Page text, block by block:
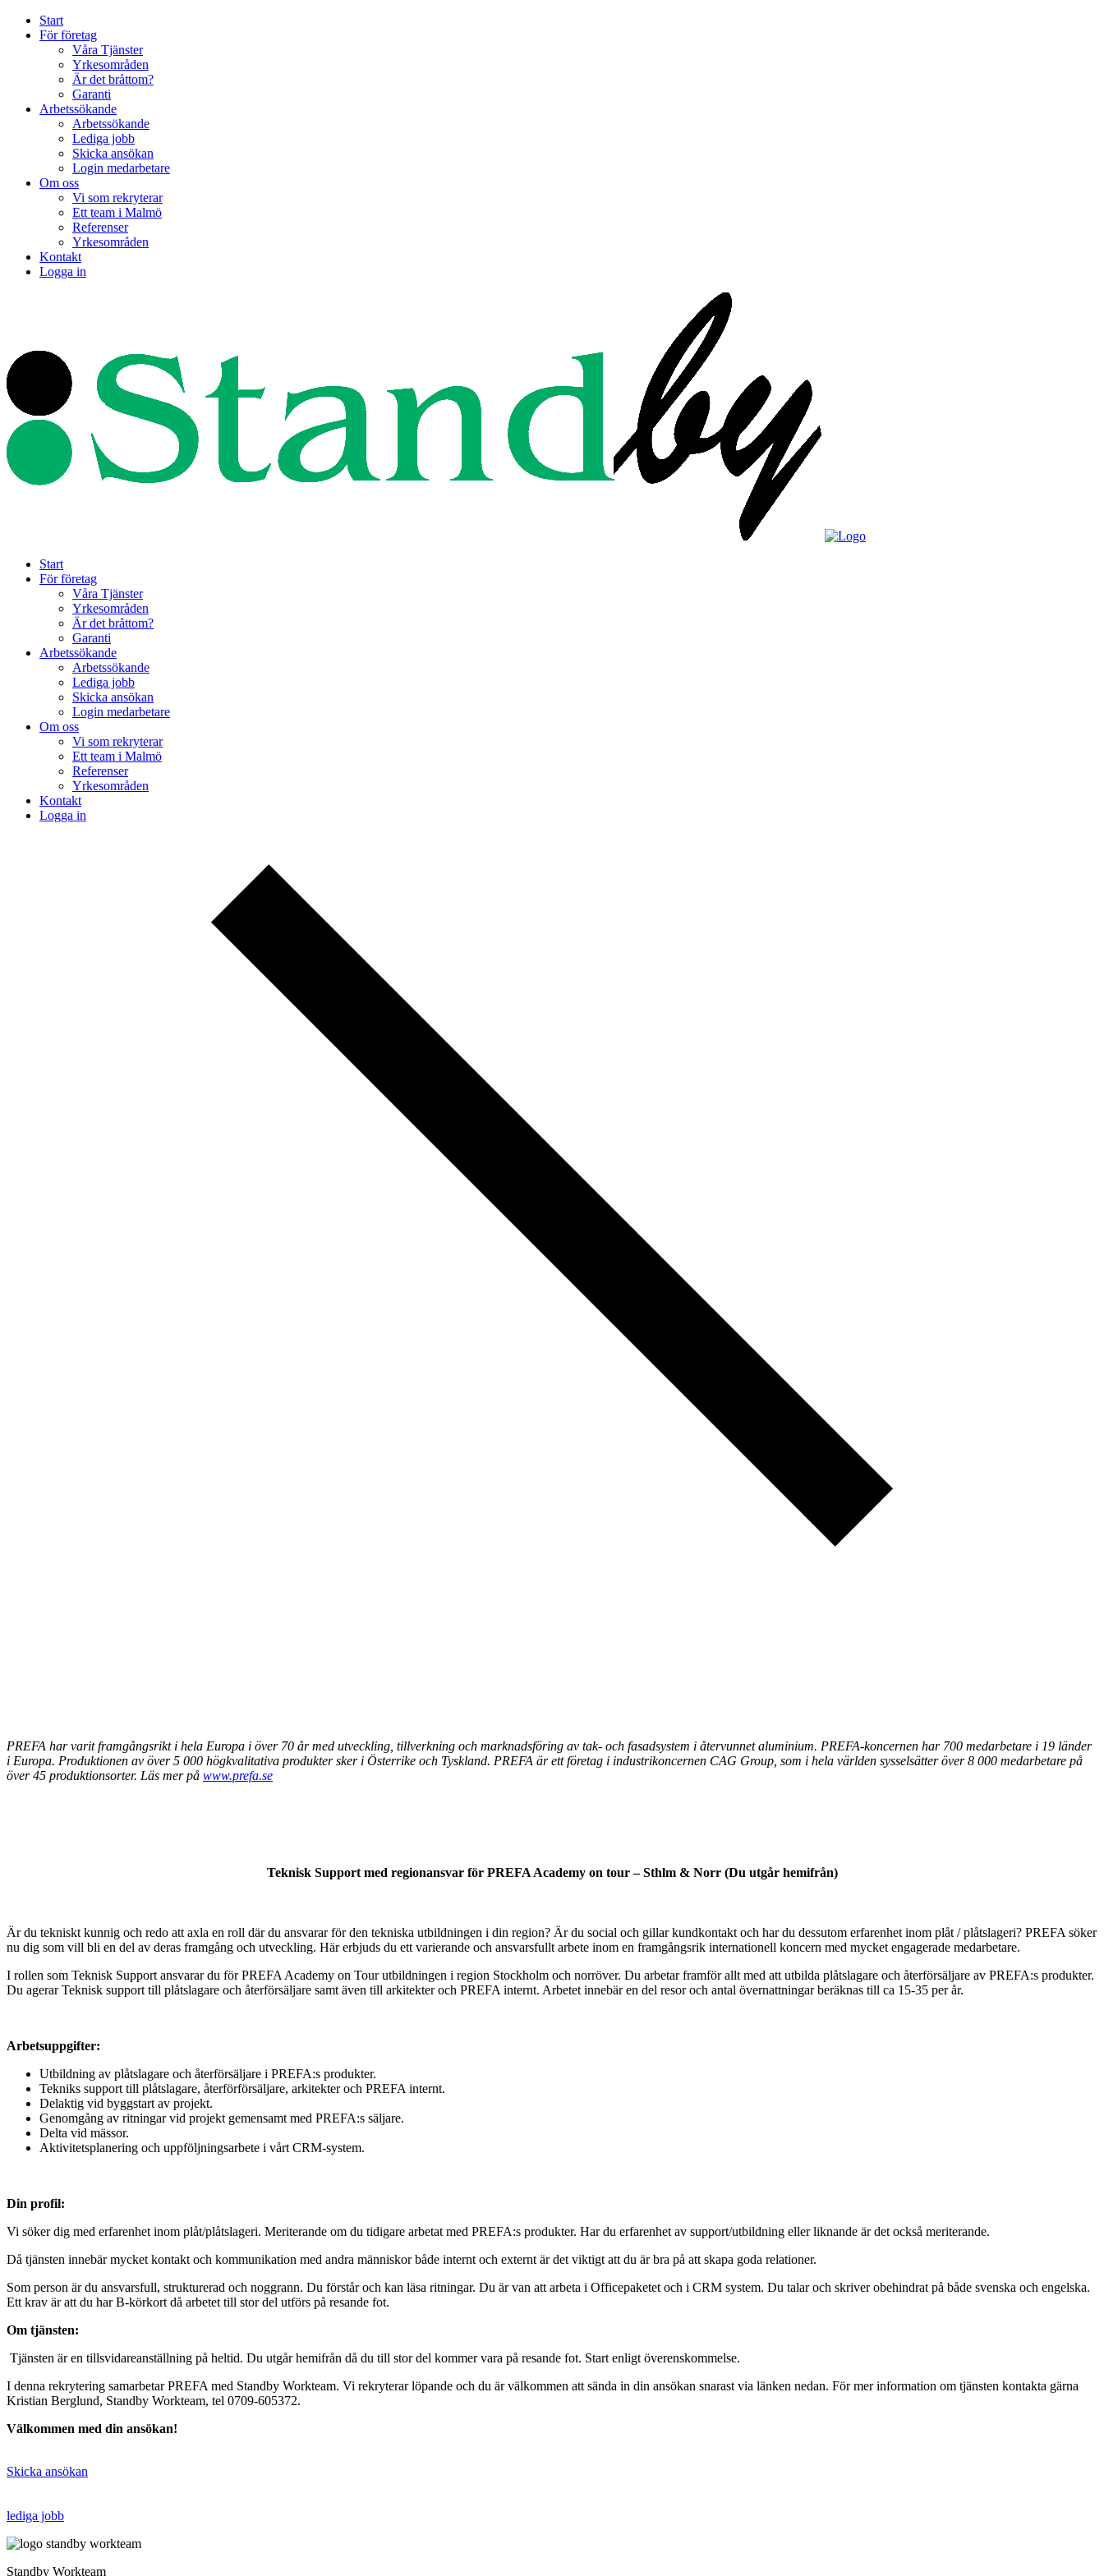
Start
För företag
Våra Tjänster
Yrkesområden
Är det bråttom?
Garanti
Arbetssökande
Arbetssökande
Lediga jobb
Skicka ansökan
Login medarbetare
Om oss
Vi som rekryterar
Ett team i Malmö
Referenser
Yrkesområden
Kontakt
Logga in
Start
För företag
Våra Tjänster
Yrkesområden
Är det bråttom?
Garanti
Arbetssökande
Arbetssökande
Lediga jobb
Skicka ansökan
Login medarbetare
Om oss
Vi som rekryterar
Ett team i Malmö
Referenser
Yrkesområden
Kontakt
Logga in
PREFA har varit framgångsrikt i hela Europa i över 70 år med utveckling, tillverkning och marknadsföring av tak- och fasadsystem i återvunnet aluminium. PREFA-koncernen har 700 medarbetare i 19 länder
i Europa. Produktionen av över 5 000 högkvalitativa produkter sker i Österrike och Tyskland. PREFA är ett företag i industrikoncernen CAG Group, som i hela världen sysselsätter över 8 000 medarbetare på
över 45 produktionsorter. Läs mer på www.prefa.se
Teknisk Support med regionansvar för PREFA Academy on tour – Sthlm & Norr (Du utgår hemifrån)
Är du tekniskt kunnig och redo att axla en roll där du ansvarar för den tekniska utbildningen i din region? Är du social och gillar kundkontakt och har du dessutom erfarenhet inom plåt / plåtslageri? PREFA söker
nu dig som vill bli en del av deras framgång och utveckling. Här erbjuds du ett varierande och ansvarsfullt arbete inom en framgångsrik internationell koncern med mycket engagerade medarbetare.
I rollen som Teknisk Support ansvarar du för PREFA Academy on Tour utbildningen i region Stockholm och norröver. Du arbetar framför allt med att utbilda plåtslagare och återförsäljare av PREFA:s produkter.
Du agerar Teknisk support till plåtslagare och återförsäljare samt även till arkitekter och PREFA internt. Arbetet innebär en del resor och antal övernattningar beräknas till ca 15-35 per år.
Arbetsuppgifter:
Utbildning av plåtslagare och återförsäljare i PREFA:s produkter.
Tekniks support till plåtslagare, återförförsäljare, arkitekter och PREFA internt.
Delaktig vid byggstart av projekt.
Genomgång av ritningar vid projekt gemensamt med PREFA:s säljare.
Delta vid mässor.
Aktivitetsplanering och uppföljningsarbete i vårt CRM-system.
Din profil:
Vi söker dig med erfarenhet inom plåt/plåtslageri. Meriterande om du tidigare arbetat med PREFA:s produkter. Har du erfarenhet av support/utbildning eller liknande är det också meriterande.
Då tjänsten innebär mycket kontakt och kommunikation med andra människor både internt och externt är det viktigt att du är bra på att skapa goda relationer.
Som person är du ansvarsfull, strukturerad och noggrann. Du förstår och kan läsa ritningar. Du är van att arbeta i Officepaketet och i CRM system. Du talar och skriver obehindrat på både svenska och engelska.
Ett krav är att du har B-körkort då arbetet till stor del utförs på resande fot.
Om tjänsten:
Tjänsten är en tillsvidareanställning på heltid. Du utgår hemifrån då du till stor del kommer vara på resande fot. Start enligt överenskommelse.
I denna rekrytering samarbetar PREFA med Standby Workteam. Vi rekryterar löpande och du är välkommen att sända in din ansökan snarast via länken nedan. För mer information om tjänsten kontakta gärna
Kristian Berglund, Standby Workteam, tel 0709-605372.
Välkommen med din ansökan!
Skicka ansökan
lediga jobb
Standby Workteam